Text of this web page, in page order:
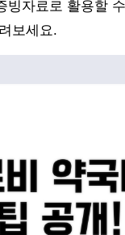
자료로 활용할
보세요.